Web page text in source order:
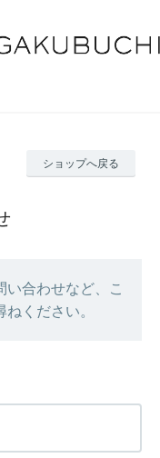
ショップへ戻る
合わせなど、こ
ください。